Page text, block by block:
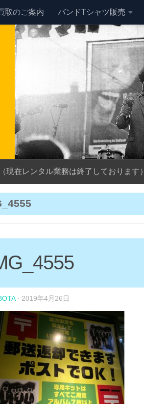
取のご案内 バンドTシャツ販売
現在レンタル業務は終了しております）
· 2019年4月26日